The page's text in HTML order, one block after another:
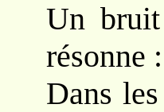
Un
résonne
Dans